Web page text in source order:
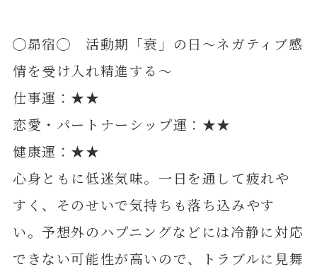
◯昴宿◯ 活動期「衰」の日～ネガティブ感
情を受け入れ精進する～
仕事運：★★
恋愛・パートナーシップ運：★★
健康運：★★
心身ともに低迷気味。一日を通して疲れや
すく、そのせいで気持ちも落ち込みやす
い。予想外のハプニングなどには冷静に対応
できない可能性が高いので、トラブルに見舞